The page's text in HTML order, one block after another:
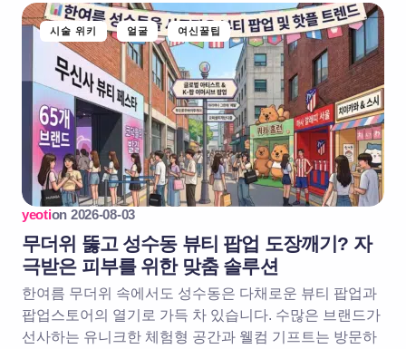
시술 위키 얼굴 여신꿀팁
yeotion 2026-08-03
무더위 뚫고 성수동 뷰티 팝업 도장깨기? 자
극받은 피부를 위한 맞춤 솔루션
한여름 무더위 속에서도 성수동은 다채로운 뷰티 팝업과
팝업스토어의 열기로 가득 차 있습니다. 수많은 브랜드가
선사하는 유니크한 체험형 공간과 웰컴 기프트는 방문하